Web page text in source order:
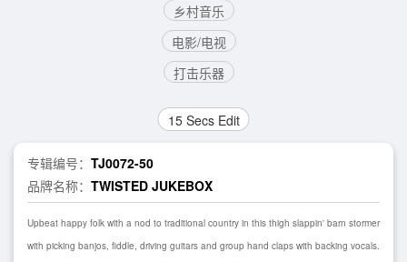
乡村音乐
电影/电视
打击乐器
15 Secs Edit
专辑编号： TJ0072-50
品牌名称： TWISTED JUKEBOX
Upbeat happy folk with a nod to traditional country in this thigh slappin' barn stormer
with picking banjos, fiddle, driving guitars and group hand claps with backing vocals.